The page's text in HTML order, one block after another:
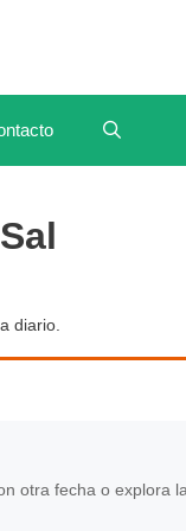
diario.
otra fecha o explora